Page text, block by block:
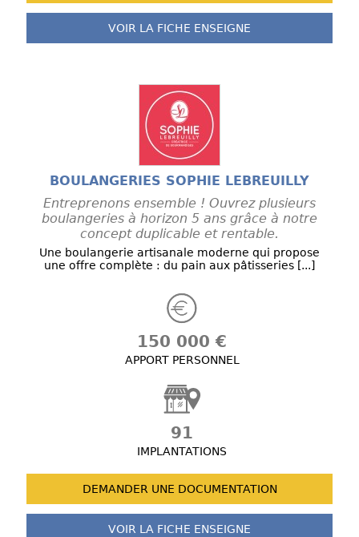
VOIR LA FICHE ENSEIGNE
BOULANGERIES SOPHIE LEBREUILLY
Entreprenons ensemble ! Ouvrez plusieurs
boulangeries à horizon 5 ans grâce à notre
concept duplicable et rentable.
Une boulangerie artisanale moderne qui propose
une offre complète : du pain aux pâtisseries [...]
150 000 €
APPORT PERSONNEL
91
IMPLANTATIONS
DEMANDER UNE DOCUMENTATION
VOIR LA FICHE ENSEIGNE